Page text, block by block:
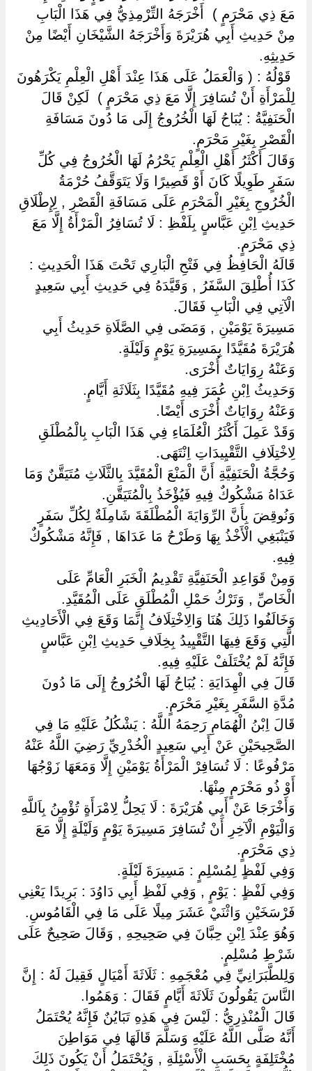
مَعَ ذِي مَحْرَمٍ ) ‏ ‏أَخْرَجَهُ التِّرْمِذِيُّ فِي هَذَا الْبَابِ
مِنْ حَدِيثِ أَبِي هُرَيْرَةَ وَأَخْرَجَهُ الشَّيْخَانِ أَيْضًا مِنْ
حَدِيثِهِ.
‏ ‏قَوْلُهُ : ( وَالْعَمَلُ عَلَى هَذَا عِنْدَ أَهْلِ الْعِلْمِ يَكْرَهُونَ
لِلْمَرْأَةِ أَنْ تُسَافِرَ إِلَّا مَعَ ذِي مَحْرَمٍ ) ‏ ‏لَكِنْ قَالَ
الْحَنَفِيَّةُ : يُبَاحُ لَهَا الْخُرُوجُ إِلَى مَا دُونَ مَسَافَةِ
الْقَصْرِ بِغَيْرِ مَحْرَمٍ.
وَقَالَ أَكْثَرُ أَهْلِ الْعِلْمِ يَحْرُمُ لَهَا الْخُرُوجُ فِي كُلِّ
سَفَرٍ طَوِيلًا كَانَ أَوْ قَصِيرًا وَلَا يَتَوَقَّفُ حُرْمَةُ
الْخُرُوجِ بِغَيْرِ الْمَحْرَمِ عَلَى مَسَافَةِ الْقَصْرِ , لِإِطْلَاقِ
حَدِيثِ اِبْنِ عَبَّاسٍ بِلَفْظِ : لَا تُسَافِرُ الْمَرْأَةُ إِلَّا مَعَ
ذِي مَحْرَمٍ.
قَالَهُ الْحَافِظُ فِي فَتْحِ الْبَارِي تَحْتَ هَذَا الْحَدِيثِ :
كَذَا أُطْلِقَ السَّفَرُ , وَقَيَّدَهُ فِي حَدِيثِ أَبِي سَعِيدٍ
الْآتِي فِي الْبَابِ فَقَالَ.
مَسِيرَةَ يَوْمَيْنِ , وَمَضَى فِي الصَّلَاةِ حَدِيثُ أَبِي
هُرَيْرَةَ مُقَيَّدًا بِمَسِيرَةِ يَوْمٍ وَلَيْلَةٍ.
وَعَنْهُ رِوَايَاتٌ أُخْرَى.
وَحَدِيثُ اِبْنِ عُمَرَ فِيهِ مُقَيَّدًا بِثَلَاثَةِ أَيَّامٍ.
وَعَنْهُ رِوَايَاتٌ أُخْرَى أَيْضًا.
وَقَدْ عَمِلَ أَكْثَرُ الْعُلَمَاءِ فِي هَذَا الْبَابِ بِالْمُطْلَقِ
لِاخْتِلَافِ التَّقْيِيدَاتِ اِنْتَهَى.
وَحُجَّةُ الْحَنَفِيَّةِ أَنَّ الْمَنْعَ الْمُقَيَّدَ بِالثَّلَاثِ مُتَيَقَّنٌ وَمَا
عَدَاهُ مَشْكُوكٌ فِيهِ فَيُؤْخَذُ بِالْمُتَيَقَّنِ.
وَنُوقِضَ بِأَنَّ الرِّوَايَةَ الْمُطْلَقَةَ شَامِلَةٌ لِكُلِّ سَفَرٍ
فَيَنْبَغِي الْأَخْذُ بِهَا وَطَرْحُ مَا عَدَاهَا , فَإِنَّهُ مَشْكُوكٌ
فِيهِ.
وَمِنْ قَوَاعِدِ الْحَنَفِيَّةِ تَقْدِيمُ الْخَبَرِ الْعَامِّ عَلَى
الْخَاصِّ , وَتَرْكُ حَمْلِ الْمُطْلَقِ عَلَى الْمُقَيَّدِ.
وَخَالَفُوا ذَلِكَ هُنَا وَالِاخْتِلَافُ إِنَّمَا وَقَعَ فِي الْأَحَادِيثِ
الَّتِي وَقَعَ فِيهَا التَّقْيِيدُ بِخِلَافِ حَدِيثِ اِبْنِ عَبَّاسٍ
فَإِنَّهُ لَمْ يُخْتَلَفْ عَلَيْهِ فِيهِ.
قَالَ فِي الْهِدَايَةِ : يُبَاحُ لَهَا الْخُرُوجُ إِلَى مَا دُونَ
مُدَّةِ السَّفَرِ بِغَيْرِ مَحْرَمٍ.
قَالَ اِبْنُ الْهُمَامِ رَحِمَهُ اللَّهُ : يَشْكُلُ عَلَيْهِ مَا فِي
الصَّحِيحَيْنِ عَنْ أَبِي سَعِيدٍ الْخُدْرِيِّ رَضِيَ اللَّهُ عَنْهُ
مَرْفُوعًا : لَا تُسَافِرْ الْمَرْأَةُ يَوْمَيْنِ إِلَّا وَمَعَهَا زَوْجُهَا
أَوْ ذُو مَحْرَمٍ مِنْهَا.
وَأَخْرَجَا عَنْ أَبِي هُرَيْرَةَ : لَا يَحِلُّ لِامْرَأَةٍ تُؤْمِنُ بِاَللَّهِ
وَالْيَوْمِ الْآخِرِ أَنْ تُسَافِرَ مَسِيرَةَ يَوْمٍ وَلَيْلَةٍ إِلَّا مَعَ
ذِي مَحْرَمٍ.
وَفِي لَفْظٍ لِمُسْلِمٍ : مَسِيرَةَ لَيْلَةٍ.
وَفِي لَفْظٍ : يَوْمٍ , وَفِي لَفْظِ أَبِي دَاوُدَ : بَرِيدًا يَعْنِي
فَرْسَخَيْنِ وَاثْنَيْ عَشَرَ مِيلًا عَلَى مَا فِي الْقَامُوسِ.
وَهُوَ عِنْدَ اِبْنِ حِبَّانَ فِي صَحِيحِهِ , وَقَالَ صَحِيحٌ عَلَى
شَرْطِ مُسْلِمٍ.
وَلِلطَّبَرَانِيِّ فِي مُعْجَمِهِ : ثَلَاثَةَ أَمْيَالٍ فَقِيلَ لَهُ : إِنَّ
النَّاسَ يَقُولُونَ ثَلَاثَةَ أَيَّامٍ فَقَالَ : وَهَمُوا.
قَالَ الْمُنْذِرِيُّ : لَيْسَ فِي هَذِهِ تَبَايُنٌ فَإِنَّهُ يُحْتَمَلُ
أَنَّهُ صَلَّى اللَّهُ عَلَيْهِ وَسَلَّمَ قَالَهَا فِي مَوَاطِنَ
مُخْتَلِفَةٍ بِحَسَبِ الْأَسْئِلَةِ , وَيُحْتَمَلُ أَنْ يَكُونَ ذَلِكَ